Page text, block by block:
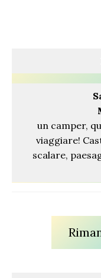
un camper,
viaggiare!
scalare,